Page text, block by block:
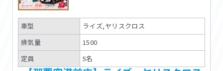
車型
ライズ,ヤリスクロス
排気量
1500
定員
5名